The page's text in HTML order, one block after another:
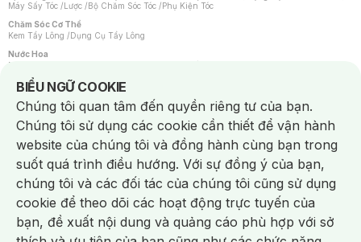
Máy Sấy Tóc /Lược /Bộ Chăm Sóc Tóc /Phụ Kiện Tóc
Chăm Sóc Cơ Thể
Kem Tẩy Lông /Dụng Cụ Tẩy Lông
Nước Hoa
Nước Hoa Nữ
Chăm Sóc Cá Nhân
Chống Muỗi /Khẩu Trang /Máy Massage/Mặt Nạ Xông Hơi /Nước Rửa Tay/
Sản Phẩm Chăm Sóc Khác /Bàn Chải Đánh Răng /Bàn Chải Điện/
Hỗ Trợ Trắng Răng/Kem Đánh Răng /Máy Tăm Nước/ Nước Súc Miệng/
Tăm / Chỉ Nha Khoa/ Xịt Thơm Miệng / Dung Dịch Vệ Sinh/Dưỡng Vùng Kín/
Khăn Ướt Vệ Sinh Vùng Kín/Băng Vệ Sinh/Tampon/Bọt Cạo Râu /Dao Cạo Râu/
Máy Cạo Râu
Vấn Đề Về Da
Da Dầu / Lỗ Chân Lông To/ Da Khô / Mất Nước/ Da Lão Hóa/ Da Mụn/
Da Nhạy Cảm / Kích Ứng
Da Xỉn Màu Thâm / Nám / Tàn Nhang
Quầng Thâm & Bọng Mắt /Sẹo /Viêm Da Cơ Địa
Dụng Cụ / Phụ Kiện Chăm Sóc Da
Bông Tẩy Trang
Khăn Lau Mặt Khô Dụng Cụ / Máy Rửa Mặt Máy Chăm Sóc Da
BIỂU NGỮ COOKIE
Notice about cookies usage
Chúng tôi quan tâm đến quyền riêng tư của bạn.
Chúng tôi sử dụng các cookie cần thiết để vận hành
website của chúng tôi và đồng hành cùng bạn trong
suốt quá trình điều hướng. Với sự đồng ý của bạn,
chúng tôi và các đối tác của chúng tôi cũng sử dụng
cookie để theo dõi các hoạt động trực tuyến của
bạn, đề xuất nội dung và quảng cáo phù hợp với sở